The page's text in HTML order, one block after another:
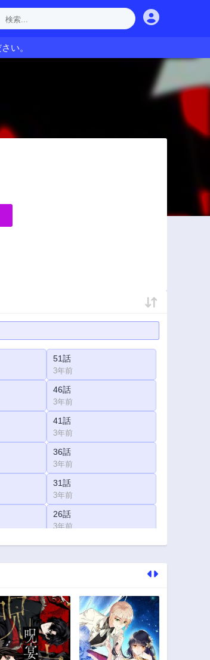
い。
51話
3年前
46話
3年前
41話
3年前
36話
3年前
31話
3年前
26話
3年前
21話
11話
3年前
6話
3年前